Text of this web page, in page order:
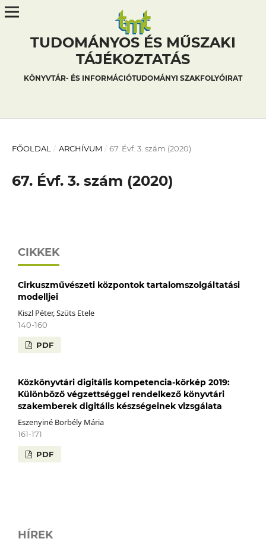
TUDOMÁNYOS ÉS MŰSZAKI
TÁJÉKOZTATÁS
KÖNYVTÁR- ÉS INFORMÁCIÓTUDOMÁNYI SZAKFOLYÓIRAT
FŐOLDAL / ARCHÍVUM / 67. Évf. 3. szám (2020)
67. Évf. 3. szám (2020)
CIKKEK
Cirkuszművészeti központok tartalomszolgáltatási
modelljei
Kiszl Péter, Szüts Etele
140-160
PDF
Közkönyvtári digitális kompetencia-körkép 2019:
Különböző végzettséggel rendelkező könyvtári
szakemberek digitális készségeinek vizsgálata
Eszenyiné Borbély Mária
161-171
PDF
HÍREK